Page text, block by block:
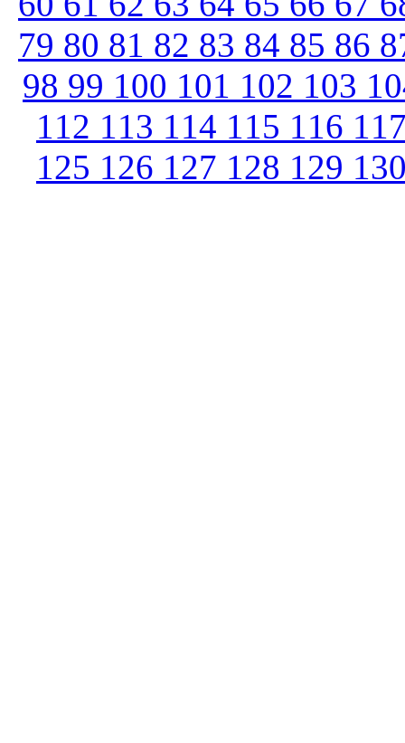
79 80 81 82 83 84 85 86
98 99 100 101 102 103
112 113 114 115 116
125 126 127 128 129